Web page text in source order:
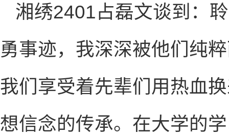
湘绣2401占磊文谈到：
勇事迹，我深深被他们纯
我们享受着先辈们用热血
想信念的传承。在大学的